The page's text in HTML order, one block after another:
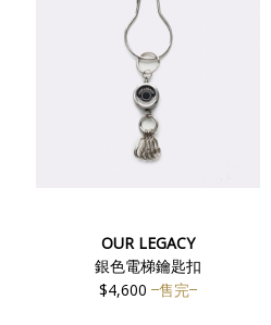
OUR LEGACY
銀色電梯鑰匙扣
$4,600
售完